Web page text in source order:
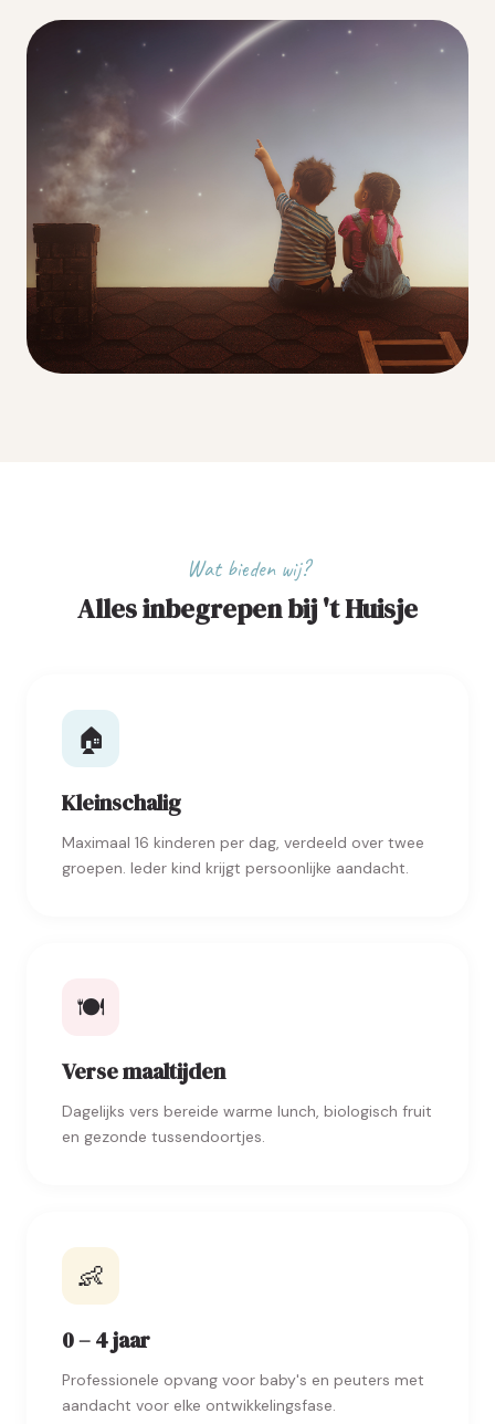
Wat bieden wij?
Alles inbegrepen bij 't Huisje
🏠
Kleinschalig
Maximaal 16 kinderen per dag, verdeeld over twee
groepen. Ieder kind krijgt persoonlijke aandacht.
🍽️
Verse maaltijden
Dagelijks vers bereide warme lunch, biologisch fruit
en gezonde tussendoortjes.
👶
0 – 4 jaar
Professionele opvang voor baby's en peuters met
aandacht voor elke ontwikkelingsfase.